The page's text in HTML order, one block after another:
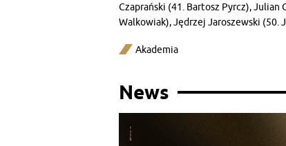
Czaprański (41. Bartosz Pyrcz),
Walkowiak), Jędrzej Jaroszewski (50.
Akademia
News